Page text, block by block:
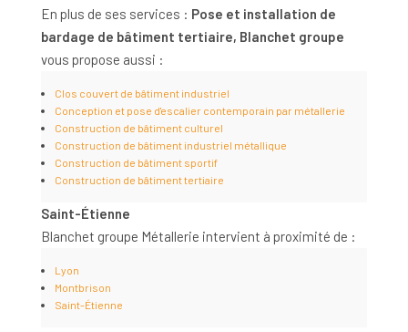
En plus de ses services : Pose et installation de
bardage de bâtiment tertiaire, Blanchet groupe
vous propose aussi :
Clos couvert de bâtiment industriel
Conception et pose d'escalier contemporain par métallerie
Construction de bâtiment culturel
Construction de bâtiment industriel métallique
Construction de bâtiment sportif
Construction de bâtiment tertiaire
Saint-Étienne
Blanchet groupe Métallerie intervient à proximité de :
Lyon
Montbrison
Saint-Étienne